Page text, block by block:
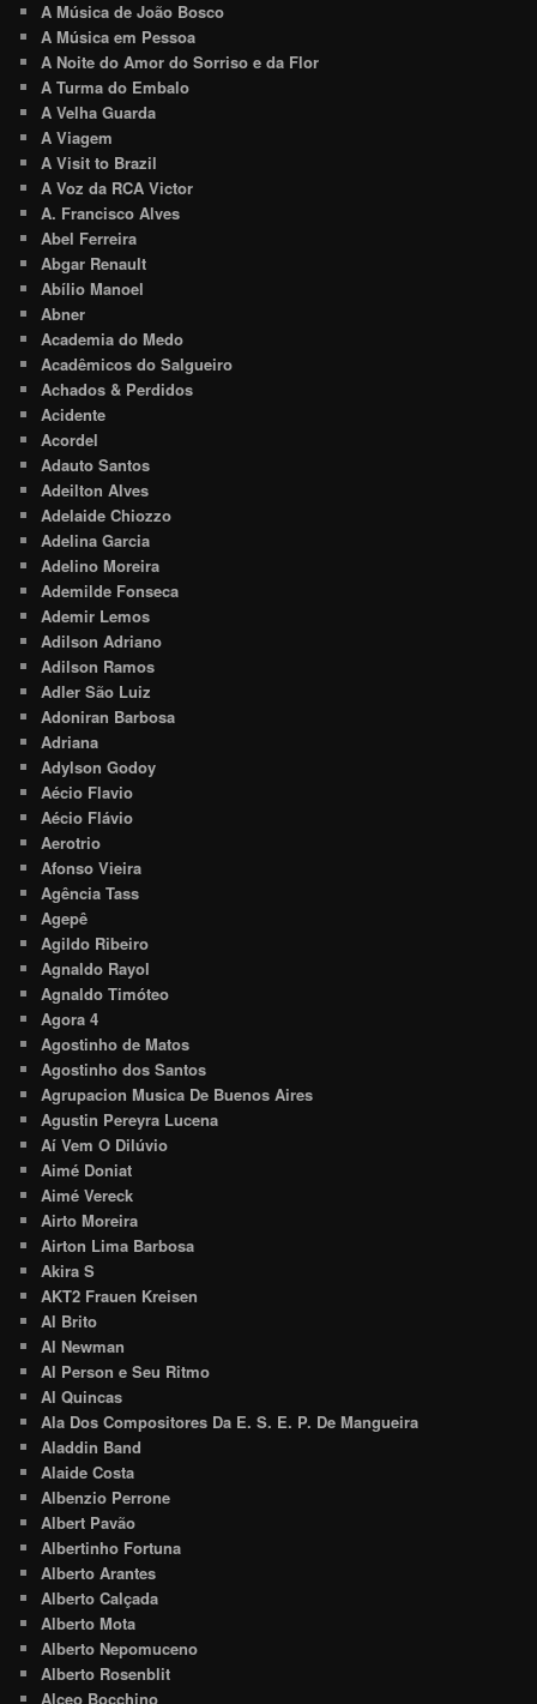
A Música de João Bosco
A Música em Pessoa
A Noite do Amor do Sorriso e da Flor
A Turma do Embalo
A Velha Guarda
A Viagem
A Visit to Brazil
A Voz da RCA Victor
A. Francisco Alves
Abel Ferreira
Abgar Renault
Abílio Manoel
Abner
Academia do Medo
Acadêmicos do Salgueiro
Achados & Perdidos
Acidente
Acordel
Adauto Santos
Adeilton Alves
Adelaide Chiozzo
Adelina Garcia
Adelino Moreira
Ademilde Fonseca
Ademir Lemos
Adilson Adriano
Adilson Ramos
Adler São Luiz
Adoniran Barbosa
Adriana
Adylson Godoy
Aécio Flavio
Aécio Flávio
Aerotrio
Afonso Vieira
Agência Tass
Agepê
Agildo Ribeiro
Agnaldo Rayol
Agnaldo Timóteo
Agora 4
Agostinho de Matos
Agostinho dos Santos
Agrupacion Musica De Buenos Aires
Agustin Pereyra Lucena
Aí Vem O Dilúvio
Aimé Doniat
Aimé Vereck
Airto Moreira
Airton Lima Barbosa
Akira S
AKT2 Frauen Kreisen
Al Brito
Al Newman
Al Person e Seu Ritmo
Al Quincas
Ala Dos Compositores Da E. S. E. P. De Mangueira
Aladdin Band
Alaide Costa
Albenzio Perrone
Albert Pavão
Albertinho Fortuna
Alberto Arantes
Alberto Calçada
Alberto Mota
Alberto Nepomuceno
Alberto Rosenblit
Alceo Bocchino